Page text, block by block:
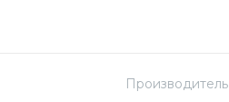
Производитель